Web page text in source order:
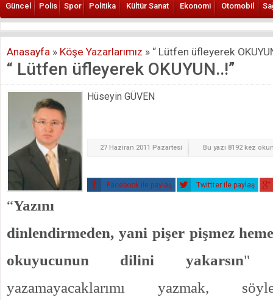
Güncel Polis Spor Politika Kültür Sanat Ekonomi Otomobil
Anasayfa » Köşe Yazarlarımız » “ Lütfen üfleyerek
“ Lütfen üfleyerek OKUYUN..!”
Hüseyin GÜVEN
27 Haziran 2011 Pazartesi Bu yazı 8192 kez
Facebook ile paylaş Twittter ile paylaş
“Yazını
dinlendirmeden, yani pişer pişmez
okuyucunun dilini yakarsın"
yazamayacaklarımı yazmak,